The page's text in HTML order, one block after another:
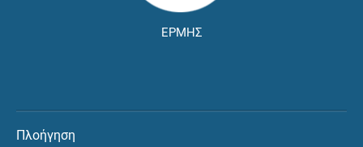
ΕΡΜΗΣ
Πλοήγηση